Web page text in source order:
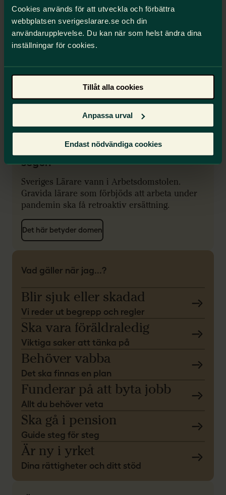
Cookies används för att utveckla och förbättra
webbplatsen sverigeslarare.se och din
användarupplevelse. Du kan när som helst ändra dina
inställningar för cookies.
Tillåt alla cookies
Anpassa urval
Endast nödvändiga cookies
Starka tillsammans
Inget litet mirakel. En stor facklig
seger.
Sveriges Lärare vann i Arbetsdomstolen.
Gravida lärare som förbjöds att arbeta under
pandemin ska få retroaktiv ersättning.
Det här betyder domen
Vad gäller när jag...?
Blir sjuk eller skadad
Vi reder ut begrepp och regler
Ska vara föräldraledig
Viktiga saker att tänka på
Behöver vabba
Det ska finnas en plan
Funderar på att byta jobb
Allt du behöver veta
Ska gå i pension
Guide steg för steg
Är ny i yrket
Dina rättigheter och ditt stöd